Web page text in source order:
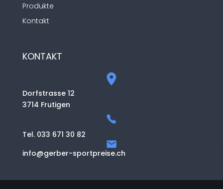
Produkte
Kontakt
KONTAKT
Dorfstrasse 12
3714 Frutigen
Tel. 033 671 30 82
info@gerber-sportpreise.ch